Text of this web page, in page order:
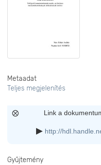
Metaadat
Teljes megjelenítés
Link a
http://
Gyűjtemény